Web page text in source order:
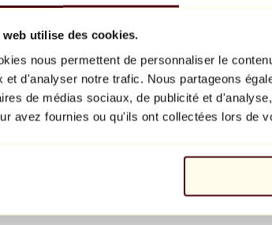
web utilise des cookies.
nous permettent de personnaliser le
et d'analyser notre trafic. Nous partageons
de médias sociaux, de publicité et
avez fournies ou qu'ils ont collectées lors de